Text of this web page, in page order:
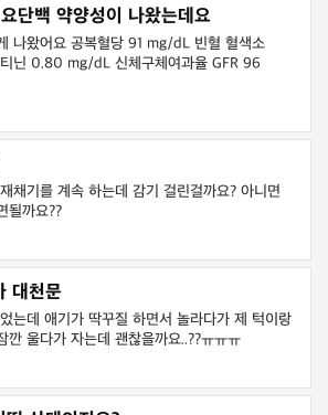
단백 약양성이 나왔는데요
나왔어요 공복혈당 91 mg/dL 빈혈 혈색소
닌 0.80 mg/dL 신체구체여과율 GFR 96
채기를 계속 하는데 감기 걸린걸까요? 아니면
될까요??
대천문
는데 애기가 딱꾸질 하면서 놀라다가 제 턱이랑
깐 울다가 자는데 괜찮을까요..??ㅠㅠㅠ